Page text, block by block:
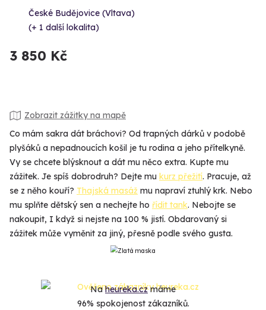
České Budějovice (Vltava)
(+ 1 další lokalita)
3 850 Kč
Zobrazit zážitky na mapě
Co mám sakra dát bráchovi? Od trapných dárků v podobě
plyšáků a nepadnoucích košil je tu rodina a jeho přítelkyně.
Vy se chcete blýsknout a dát mu něco extra. Kupte mu
zážitek. Je spíš dobrodruh? Dejte mu kurz přežití. Pracuje, až
se z něho kouří? Thajská masáž mu napraví ztuhlý krk. Nebo
mu splňte dětský sen a nechejte ho řídit tank. Nebojte se
nakoupit, I když si nejste na 100 % jistí. Obdarovaný si
zážitek může vyměnit za jiný, přesně podle svého gusta.
Naheureka.czmáme
96% spokojenost zákazníků.